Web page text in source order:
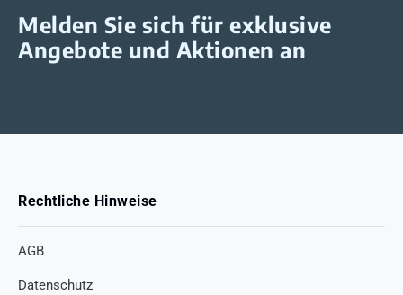
Melden Sie sich für exklusive
Angebote und Aktionen an
Rechtliche Hinweise
AGB
Datenschutz